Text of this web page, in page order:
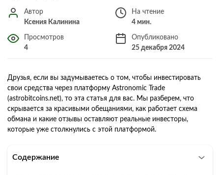
Автор
Ксения Калинина
На чтение
4 мин.
Просмотров
4
Опубликовано
25 декабря 2024
Друзья, если вы задумываетесь о том, чтобы инвестировать
свои средства через платформу Astronomic Trade
(astrobitcoins.net), то эта статья для вас. Мы разберем, что
скрывается за красивыми обещаниями, как работает схема
обмана и какие отзывы оставляют реальные инвесторы,
которые уже столкнулись с этой платформой.
Содержание